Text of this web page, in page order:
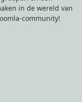
in de wereld van
community!